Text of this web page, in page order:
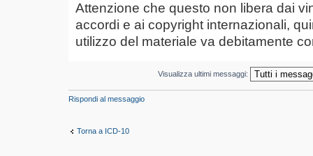
Attenzione che questo non libera dai
accordi e ai copyright internazionali,
utilizzo del materiale va debitamente
Visualizza ultimi messaggi:
Rispondi al messaggio
Torna a ICD-10